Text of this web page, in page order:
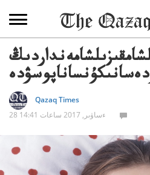
Qazaq Times
28 ءساۋىر, 2017 ساعات 14:41